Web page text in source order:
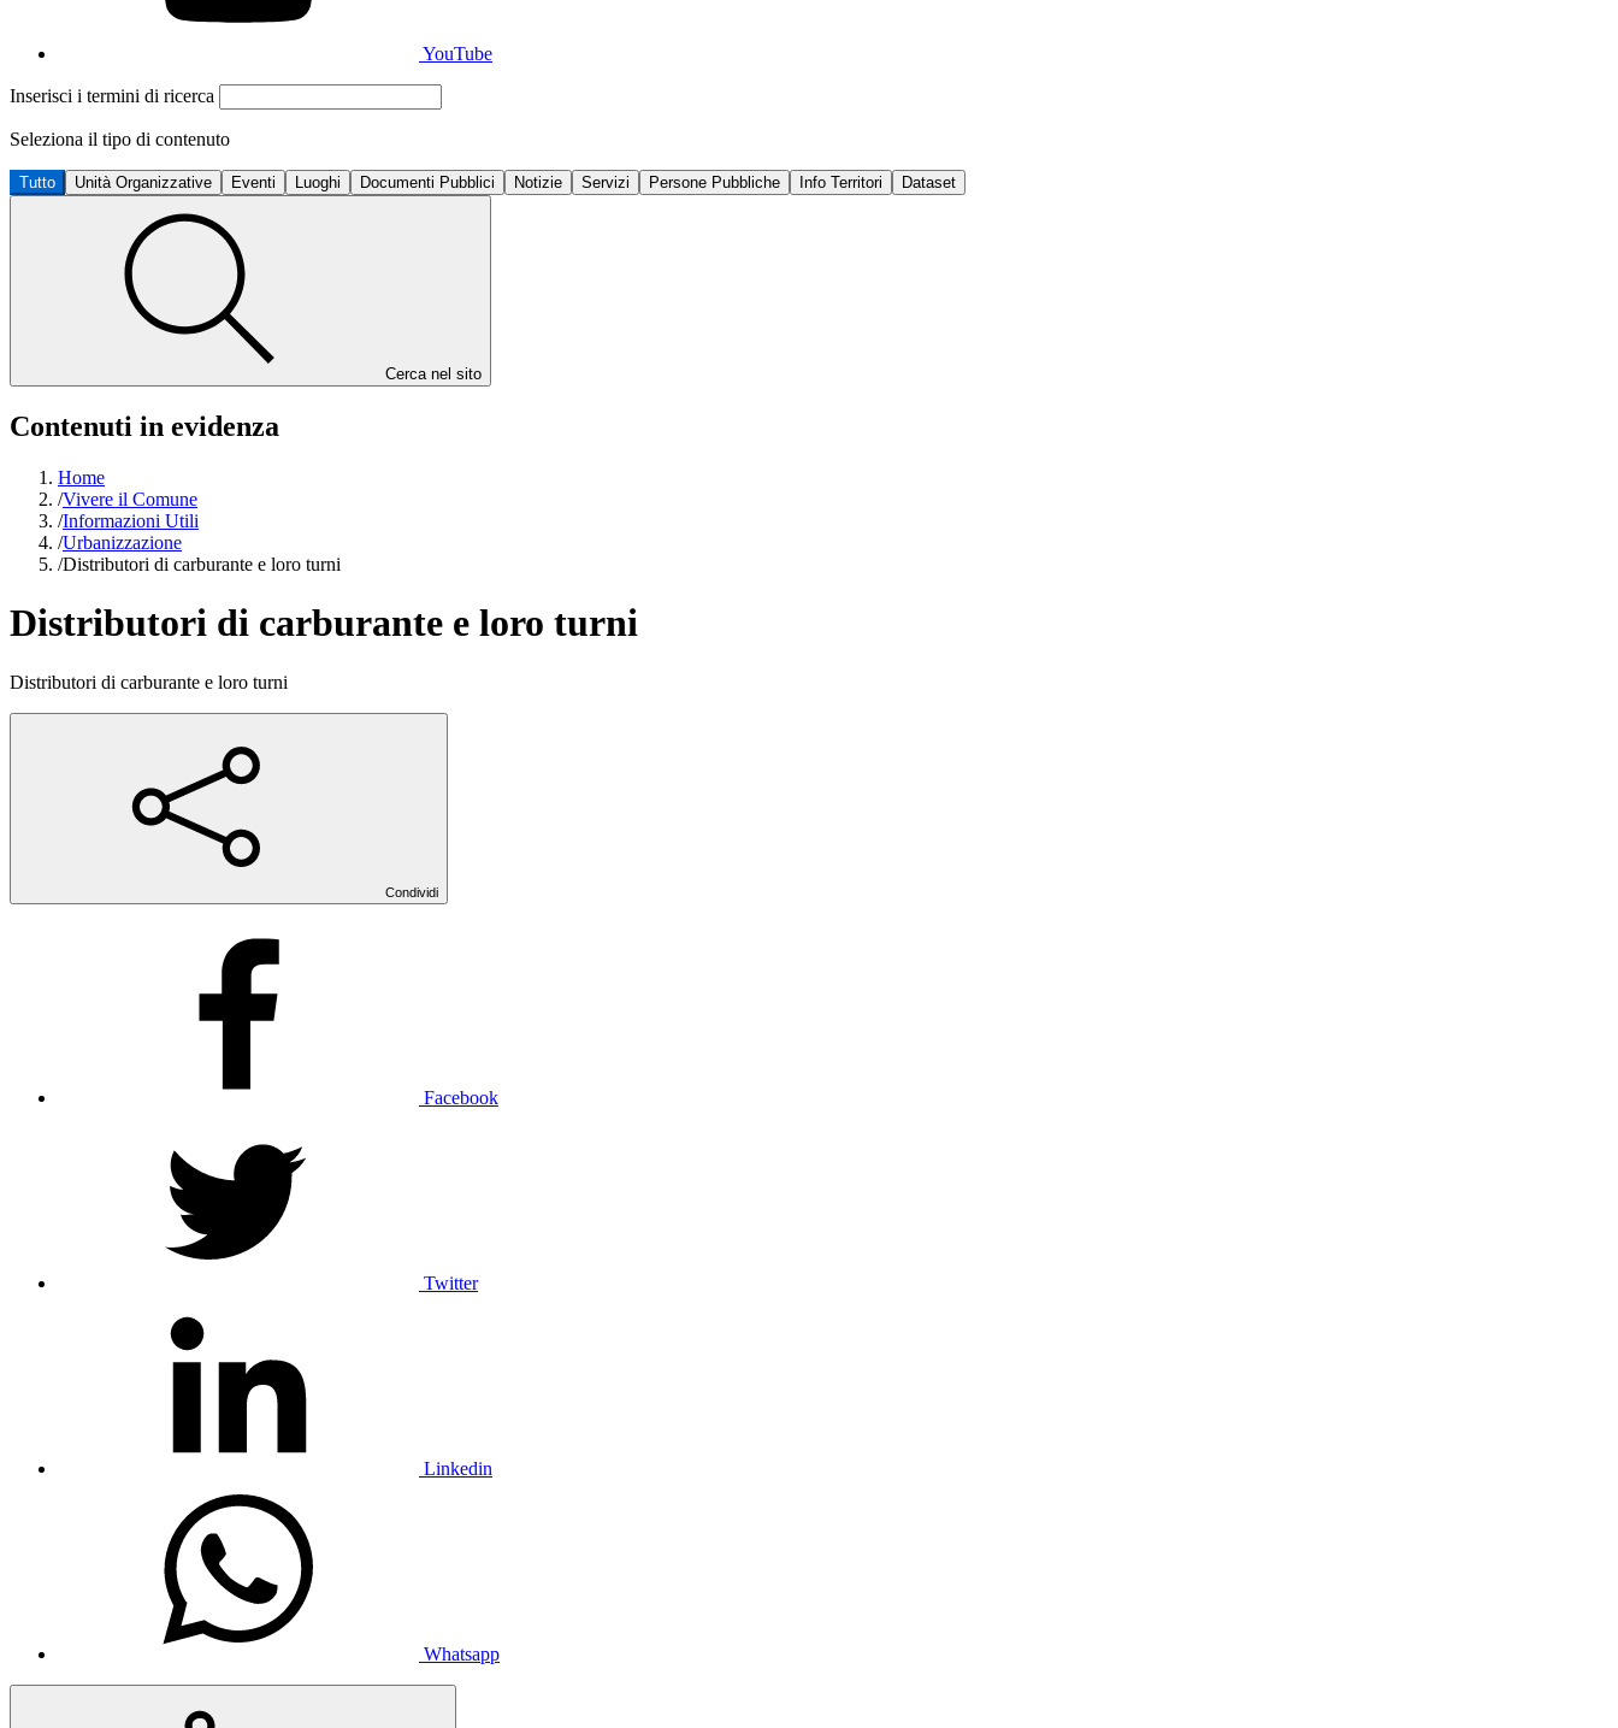
YouTube
Inserisci i termini di ricerca
Seleziona il tipo di contenuto
Tutto Unità Organizzative Eventi Luoghi Documenti Pubblici Notizie Servizi Persone Pubbliche Info Territori Dataset
Cerca nel sito
Contenuti in evidenza
Home
/Vivere il Comune
/Informazioni Utili
/Urbanizzazione
/Distributori di carburante e loro turni
Distributori di carburante e loro turni
Distributori di carburante e loro turni
Condividi
Facebook
Twitter
Linkedin
Whatsapp